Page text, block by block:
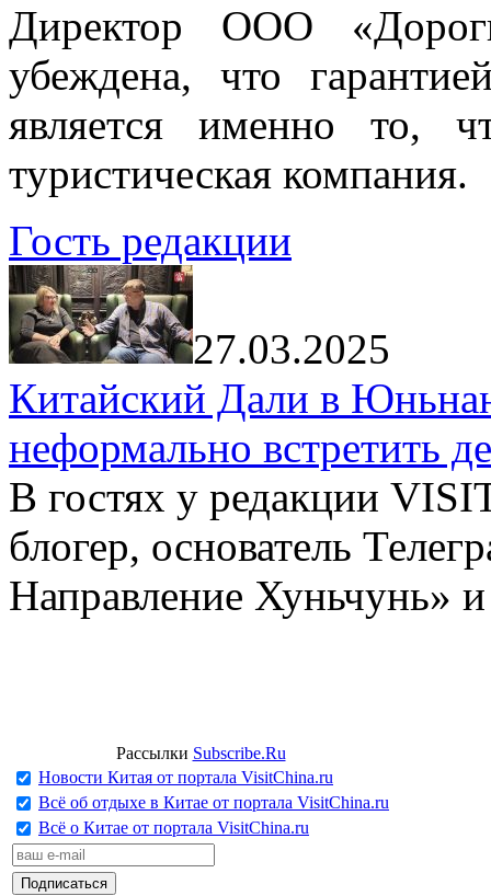
Директор ООО
убеждена, что
является именно то,
туристическая компания.
Гость редакции
27.03.2025
Китайский Дали в
неформально встретить
В гостях у редакции
блогер, основатель
Направление Хуньчунь»
Рассылки Subscribe.Ru
Новости Китая от портала VisitChina.ru
Всё об отдыхе в Китае от портала VisitChina.ru
Всё о Китае от портала VisitChina.ru